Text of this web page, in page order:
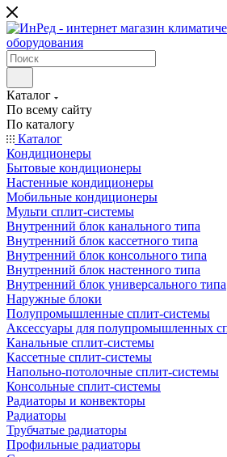
Каталог
По всему сайту
По каталогу
Каталог
Кондиционеры
Бытовые кондиционеры
Настенные кондиционеры
Мобильные кондиционеры
Мульти сплит-системы
Внутренний блок канального типа
Внутренний блок кассетного типа
Внутренний блок консольного типа
Внутренний блок настенного типа
Внутренний блок универсального типа
Наружные блоки
Полупромышленные сплит-системы
Аксессуары для полупромышленных
Канальные сплит-системы
Кассетные сплит-системы
Напольно-потолочные сплит-системы
Консольные сплит-системы
Радиаторы и конвекторы
Радиаторы
Трубчатые радиаторы
Профильные радиаторы